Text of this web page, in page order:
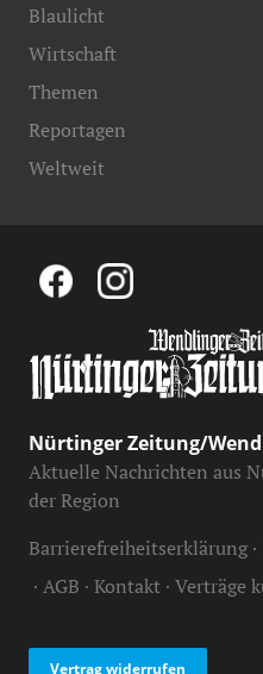
Blaulicht
Wirtschaft
Themen
Reportagen
Weltweit
Nürtinger Zeitung/
Aktuelle Nachrichten aus
der Region
Barrierefreiheitserklärung
AGB Kontakt Verträge
Vertrag widerrufen